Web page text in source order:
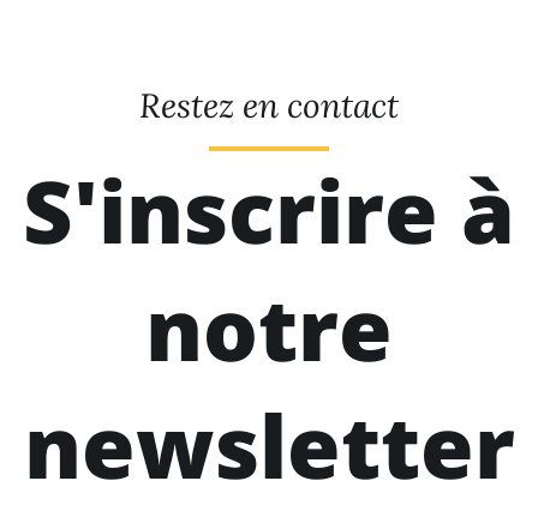
Restez en contact
S'inscrire à
notre
newsletter